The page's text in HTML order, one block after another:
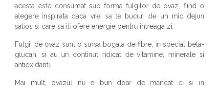
acesta este consumat sub forma fulgilor de ovaz, fiind o
alegere inspirata daca vrei sa te bucuri de un mic dejun
satios si care sa iti ofere energie pentru intreaga zi.
Fulgii de ovaz sunt o sursa bogata de fibre, in special beta-
glucan, si au un continut ridicat de vitamine, minerale si
antioxidanti.
Mai mult, ovazul nu e bun doar de mancat ci si in